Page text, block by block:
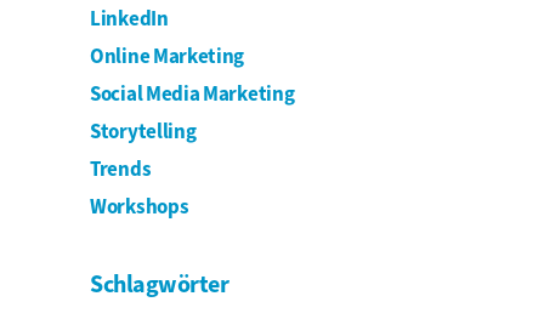
LinkedIn
Online Marketing
Social Media Marketing
Storytelling
Trends
Workshops
Schlagwörter